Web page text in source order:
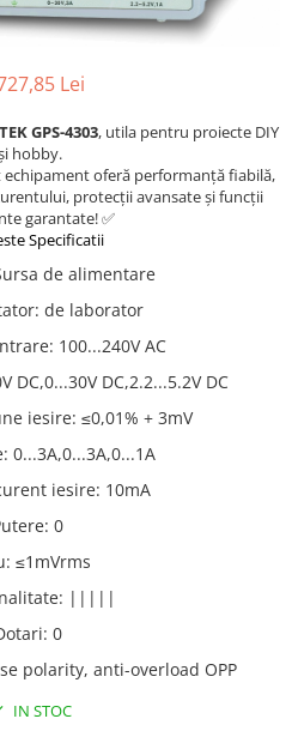
Lei
GPS-4303, utila pentru proiecte DIY
hobby.
echipament oferă performanță fiabilă,
protecții avansate și funcții
garantate! ✅
Specificatii
de alimentare
: de laborator
: 100...240V AC
DC,0...30V DC,2.2...5.2V DC
iesire: ≤0,01% + 3mV
: 0...3A,0...3A,0...1A
iesire: 10mA
: 0
: ≤1mVrms
: |||||
: 0
polarity, anti-overload OPP
IN STOC